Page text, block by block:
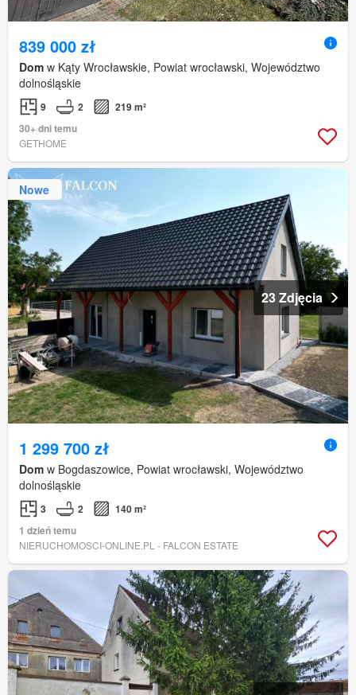
839 000 zł
Dom w Kąty Wrocławskie, Powiat wrocławski, Województwo
dolnośląskie
9 2
219 m²
30+ dni temu
GETHOME
Nowe
23 Zdjęcia
1 299 700 zł
Dom w Bogdaszowice, Powiat wrocławski, Województwo
dolnośląskie
3 2
140 m²
1 dzień temu
NIERUCHOMOSCI-ONLINE.PL - FALCON ESTATE